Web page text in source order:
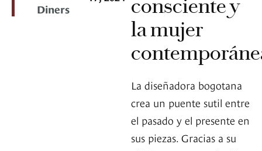
Diners
consciente y
la mujer
La diseñadora bogotana
crea un puente sutil entre
el pasado y el presente en
sus piezas. Gracias a su